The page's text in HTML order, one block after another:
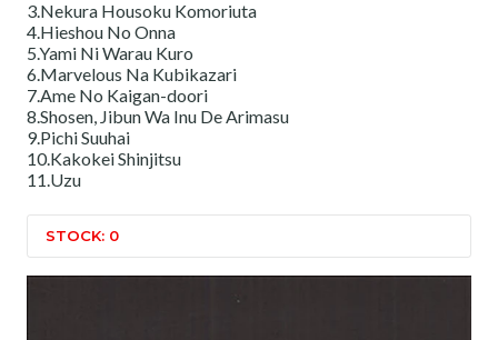
3.Nekura Housoku Komoriuta
4.Hieshou No Onna
5.Yami Ni Warau Kuro
6.Marvelous Na Kubikazari
7.Ame No Kaigan-doori
8.Shosen, Jibun Wa Inu De Arimasu
9.Pichi Suuhai
10.Kakokei Shinjitsu
11.Uzu
STOCK: 0